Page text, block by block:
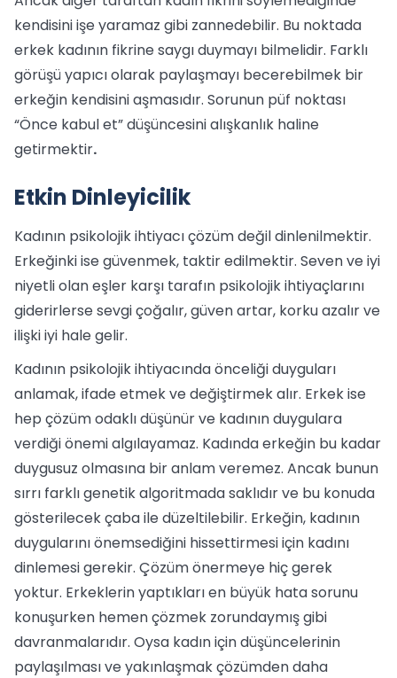
kendisini işe yaramaz gibi zannedebilir. Bu noktada
erkek kadının fikrine saygı duymayı bilmelidir. Farklı
görüşü yapıcı olarak paylaşmayı becerebilmek bir
erkeğin kendisini aşmasıdır. Sorunun püf noktası
“Önce kabul et” düşüncesini alışkanlık haline
getirmektir.
Etkin Dinleyicilik
Kadının psikolojik ihtiyacı çözüm değil dinlenilmektir.
Erkeğinki ise güvenmek, taktir edilmektir. Seven ve iyi
niyetli olan eşler karşı tarafın psikolojik ihtiyaçlarını
giderirlerse sevgi çoğalır, güven artar, korku azalır ve
ilişki iyi hale gelir.
Kadının psikolojik ihtiyacında önceliği duyguları
anlamak, ifade etmek ve değiştirmek alır. Erkek ise
hep çözüm odaklı düşünür ve kadının duygulara
verdiği önemi algılayamaz. Kadında erkeğin bu kadar
duygusuz olmasına bir anlam veremez. Ancak bunun
sırrı farklı genetik algoritmada saklıdır ve bu konuda
gösterilecek çaba ile düzeltilebilir. Erkeğin, kadının
duygularını önemsediğini hissettirmesi için kadını
dinlemesi gerekir. Çözüm önermeye hiç gerek
yoktur. Erkeklerin yaptıkları en büyük hata sorunu
konuşurken hemen çözmek zorundaymış gibi
davranmalarıdır. Oysa kadın için düşüncelerinin
paylaşılması ve yakınlaşmak çözümden daha